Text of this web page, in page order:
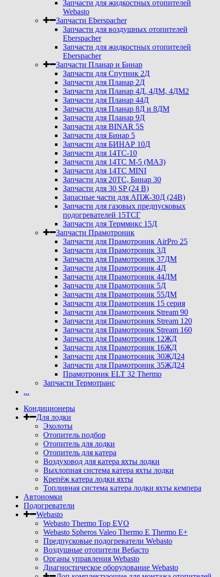
Запчасти для жидкостных отопителей
Webasto
Запчасти Eberspacher
Запчасти для воздушных отопителей
Eberspacher
Запчасти для жидкостных отопителей
Eberspacher
Запчасти Планар и Бинар
Запчасти для Спутник 2Д
Запчасти для Планар 2Д
Запчасти для Планар 4Д, 4ДМ, 4ДМ2
Запчасти для Планар 44Д
Запчасти для Планар 8Д и 8ДМ
Запчасти для Планар 9Д
Запчасти для BINAR 5S
Запчасти для Бинар 5
Запчасти для БИНАР 10Д
Запчасти для 14ТС-10
Запчасти для 14ТС М-5 (МАЗ)
Запчасти для 14ТС MINI
Запчасти для 20ТС, Бинар 30
Запчасти для 30 SP (24 В)
Запасные части для АПЖ-30Д (24В)
Запчасти для газовых предпусковых
подогревателей 15ТСГ
Запчасти для Терммикс 15Д
Запчасти Прамотроник
Запчасти для Прамотроник AirPro 25
Запчасти для Прамотроник 3Д
Запчасти для Прамотроник 37ДМ
Запчасти для Прамотроник 4Д
Запчасти для Прамотроник 44ДМ
Запчасти для Прамотроник 5Д
Запчасти для Прамотроник 55ДМ
Запчасти для Прамотроник 15 серия
Запчасти для Прамотроник Stream 90
Запчасти для Прамотроник Stream 120
Запчасти для Прамотроник Stream 160
Запчасти для Прамотроник 12ЖД
Запчасти для Прамотроник 16ЖД
Запчасти для Прамотроник 30ЖД24
Запчасти для Прамотроник 35ЖД24
Прамотроник ELT 32 Thermo
Запчасти Термотранс
...
Кондиционеры
Для лодки
Эхолоты
Отопитель подбор
Отопитель для лодки
Отопитель для катера
Воздуховод для катера яхты лодки
Выхлопная система катера яхты лодки
Крепёж катера лодки яхты
Топливная система катера лодки яхты кемпера
Автономки
Подогреватели
Webasto
Webasto Thermo Top EVO
Webasto Spheros Valeo Thermo E Thermo E+
Предпусковые подогреватели Webasto
Воздушные отопители Вебасто
Органы управления Webasto
Диагностическое оборудование Webasto